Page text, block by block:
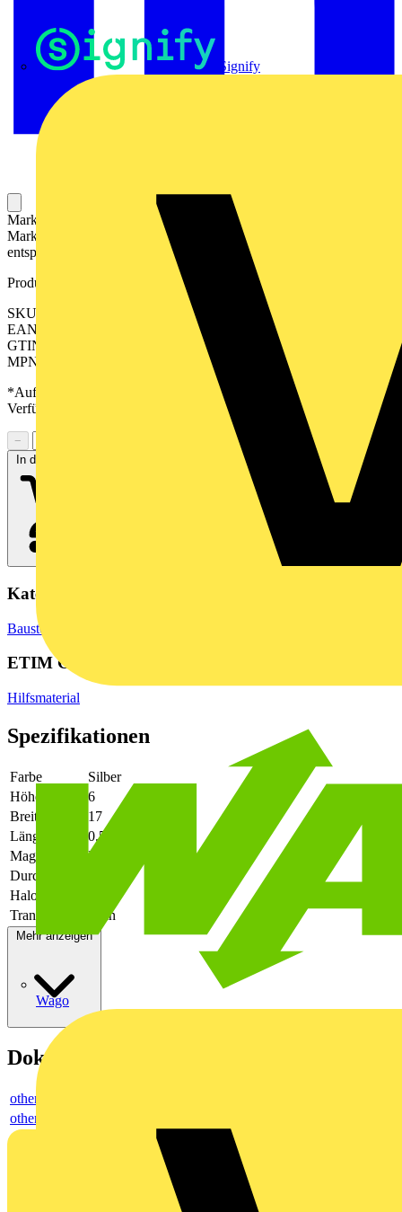
Signify
Wago
Markierer für die Kennzeichnung von Betriebsmitteln. Die
Markierer können mit einem Drucker oder Plotter und
entsprechender Software beschriftet werden.
Produktkennzeichen
SKU: 2620910000
EAN: 04050118626070
GTIN: 04050118626070
MPN: ESG-FO 6/17 MM SI
*Auf Anfrage verfügbar - bitte in den Warenkorb legen, um
Verfügbarkeit zu prüfen
−
In den Warenkorb
Kategorien
Baustoffe & Verbrauchsmaterialien
ETIM Group
Hilfsmaterial
Spezifikationen
Farbe
Silber
Höhe
6
Breite
17
Länge
0.55
Magnetisch
Nein
Durchmesser
Halogenfrei
Transparent
Nein
Mehr anzeigen
Dokumente
others
others